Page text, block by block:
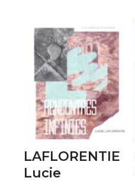
LAFLORENTIE
Lucie